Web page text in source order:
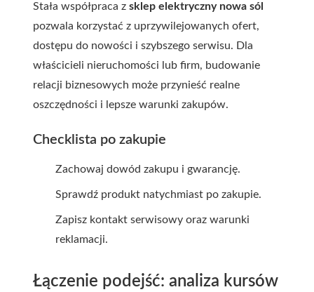
Stała współpraca z sklep elektryczny nowa sól
pozwala korzystać z uprzywilejowanych ofert,
dostępu do nowości i szybszego serwisu. Dla
właścicieli nieruchomości lub firm, budowanie
relacji biznesowych może przynieść realne
oszczędności i lepsze warunki zakupów.
Checklista po zakupie
Zachowaj dowód zakupu i gwarancję.
Sprawdź produkt natychmiast po zakupie.
Zapisz kontakt serwisowy oraz warunki
reklamacji.
Łączenie podejść: analiza kursów